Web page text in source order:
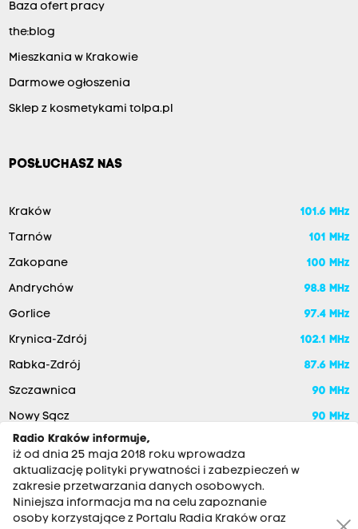
Baza ofert pracy
the:blog
Mieszkania w Krakowie
Darmowe ogłoszenia
Sklep z kosmetykami tolpa.pl
POSŁUCHASZ NAS
Kraków 101.6 MHz
Tarnów 101 MHz
Zakopane 100 MHz
Andrychów 98.8 MHz
Gorlice 97.4 MHz
Krynica-Zdrój 102.1 MHz
Rabka-Zdrój 87.6 MHz
Szczawnica 90 MHz
Nowy Sącz
90 MHz
Radio Kraków informuje,
iż od dnia 25 maja 2018 roku wprowadza
aktualizację polityki prywatności i zabezpieczeń w
zakresie przetwarzania danych osobowych.
Niniejsza informacja ma na celu zapoznanie
osoby korzystające z Portalu Radia Kraków oraz